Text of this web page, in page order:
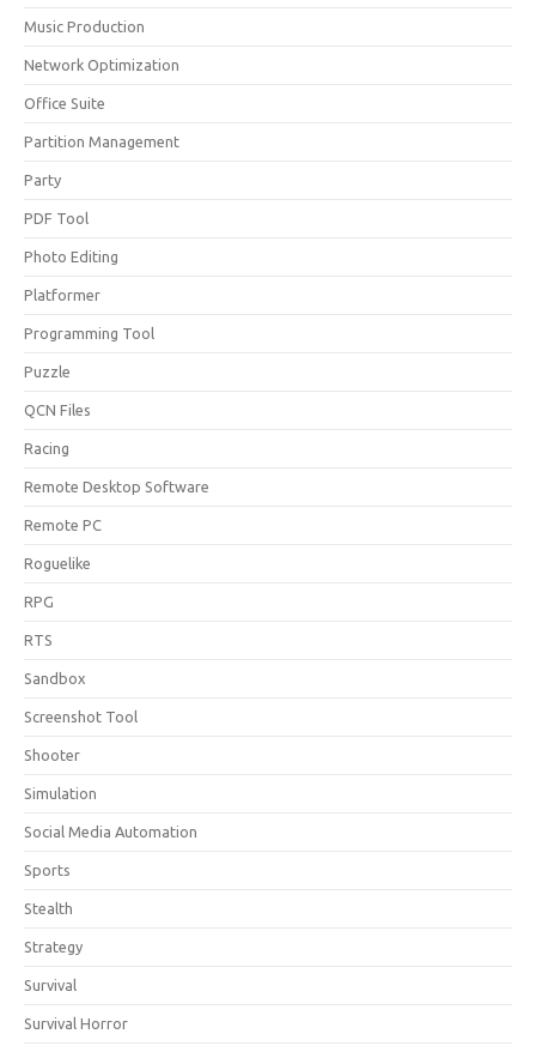
Music Production
Network Optimization
Office Suite
Partition Management
Party
PDF Tool
Photo Editing
Platformer
Programming Tool
Puzzle
QCN Files
Racing
Remote Desktop Software
Remote PC
Roguelike
RPG
RTS
Sandbox
Screenshot Tool
Shooter
Simulation
Social Media Automation
Sports
Stealth
Strategy
Survival
Survival Horror